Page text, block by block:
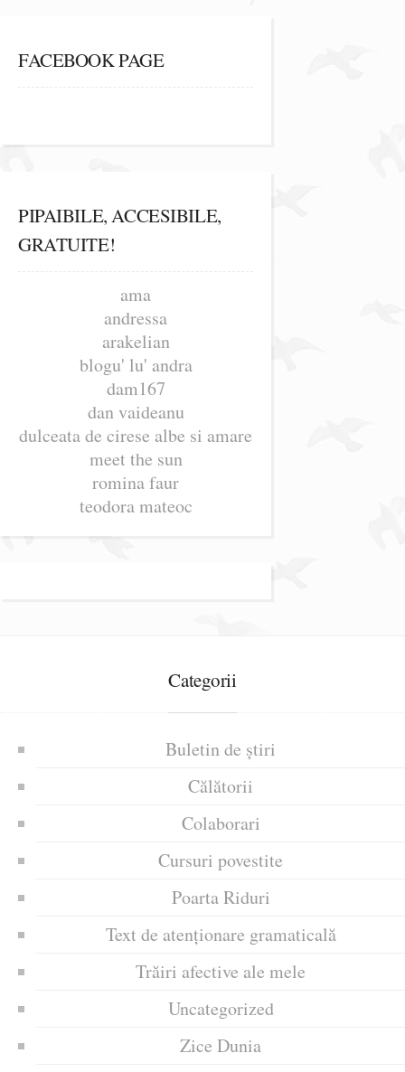
FACEBOOK PAGE
PIPAIBILE, ACCESIBILE,
GRATUITE!
ama
andressa
arakelian
blogu' lu' andra
dam167
dan vaideanu
dulceata de cirese albe si amare
meet the sun
romina faur
teodora mateoc
Categorii
Buletin de știri
Călătorii
Colaborari
Cursuri povestite
Poarta Riduri
Text de atenționare gramaticală
Trăiri afective ale mele
Uncategorized
Zice Dunia